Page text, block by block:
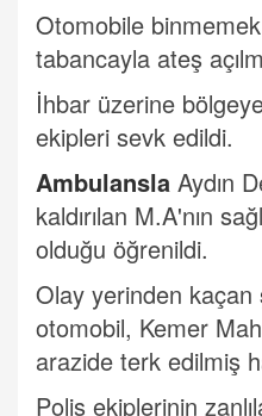
Otomobile
tabancayla ateş
İhbar üzerine
ekipleri sevk edildi.
Ambulansla Aydın
kaldırılan M.A'nın
olduğu öğrenildi.
Olay yerinden kaçan
otomobil, Kemer
arazide terk edilmiş
Polis ekiplerinin